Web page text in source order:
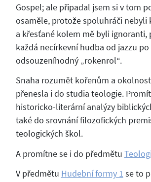
Gospel; ale připadal jsem si v tom
osaměle, protože spoluhráči nebyli
a křesťané kolem mě byli ignoranti,
každá necírkevní hudba od jazzu
odsouzeníhodný „rokenrol“.
Snaha rozumět kořenům a
přenesla i do studia teologie.
historicko-literární analýzy
také do srovnání filozofických
teologických škol.
A promítne se i do předmětu
V předmětu Hudební formy 1 se to